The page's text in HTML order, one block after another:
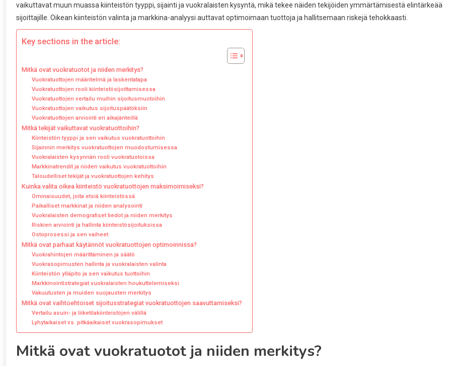
vaikuttavat muun muassa kiinteistön tyyppi, sijainti ja vuokralaisten kysyntä, mikä tekee näiden tekijöiden ymmärtämisestä elintärkeää
sijoittajille. Oikean kiinteistön valinta ja markkina-analyysi auttavat optimoimaan tuottoja ja hallitsemaan riskejä tehokkaasti.
Key sections in the article:
Mitkä ovat vuokratuotot ja niiden merkitys?
Vuokratuottojen määritelmä ja laskentatapa
Vuokratuottojen rooli kiinteistösijoittamisessa
Vuokratuottojen vertailu muihin sijoitusmuotoihin
Vuokratuottojen vaikutus sijoituspäätöksiin
Vuokratuottojen arviointi eri aikajänteillä
Mitkä tekijät vaikuttavat vuokratuottoihin?
Kiinteistön tyyppi ja sen vaikutus vuokratuottoihin
Sijainnin merkitys vuokratuottojen muodostumisessa
Vuokralaisten kysynnän rooli vuokratuotoissa
Markkinatrendit ja niiden vaikutus vuokratuottoihin
Taloudelliset tekijät ja vuokratuottojen kehitys
Kuinka valita oikea kiinteistö vuokratuottojen maksimoimiseksi?
Ominaisuudet, joita etsiä kiinteistössä
Paikalliset markkinat ja niiden analysointi
Vuokralaisten demografiset tiedot ja niiden merkitys
Riskien arviointi ja hallinta kiinteistösijoituksissa
Ostoprosessi ja sen vaiheet
Mitkä ovat parhaat käytännöt vuokratuottojen optimoinnissa?
Vuokrahintojen määrittäminen ja säätö
Vuokrasopimusten hallinta ja vuokralaisten valinta
Kiinteistön ylläpito ja sen vaikutus tuottoihin
Markkinointistrategiat vuokralaisten houkuttelemiseksi
Vakuutusten ja muiden suojausten merkitys
Mitkä ovat vaihtoehtoiset sijoitusstrategiat vuokratuottojen saavuttamiseksi?
Vertailu asuin- ja liiketilakiinteistöjen välillä
Lyhytaikaiset vs. pitkäaikaiset vuokrasopimukset
Mitkä ovat vuokratuotot ja niiden merkitys?